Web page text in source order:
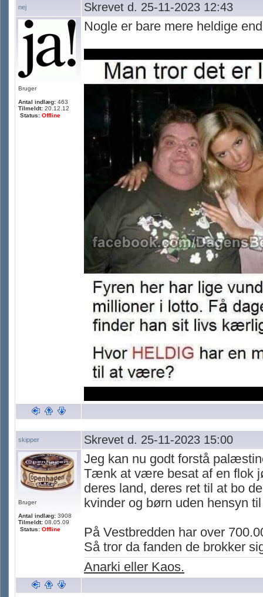
nej Skrevet d. 25-11-2023 12:43
Bruger
Antal indlæg: 463
Tilmeldt: 20.12.12
Status: Offline
Nogle er bare mere heldige
skipper Skrevet d. 25-11-2023 15:00
Bruger
Antal indlæg: 3908
Tilmeldt: 08.05.09
Status: Offline
Jeg kan nu godt forstå
Tænk at være besat af en flok
deres land, deres ret til at bo
kvinder og børn uden hensyn
På Vestbredden har over
Så tror da fanden de brokker
Anarki eller Kaos.